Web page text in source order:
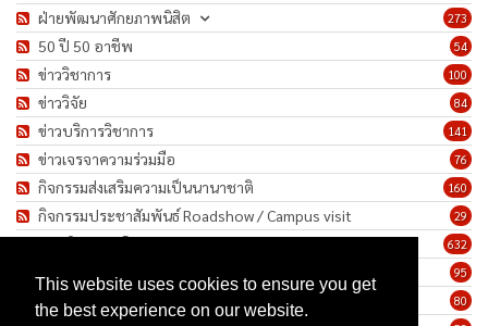
This website uses cookies to ensure you get
the best experience on our website.
273
ฝ่ายพัฒนาศักยภาพนิสิต
54
50 ปี 50 อาชีพ
100
ข่าววิชาการ
84
ข่าววิจัย
141
ข่าวบริการวิชาการ
76
ข่าวเจรจาความร่วมมือ
160
กิจกรรมส่งเสริมความเป็นนานาชาติ
29
กิจกรรมประชาสัมพันธ์ Roadshow / Campus visit
632
ภาพกิจกรรม/โครงการ
95
80
ทำนุบำรุงศิลปวัฒนธรรม